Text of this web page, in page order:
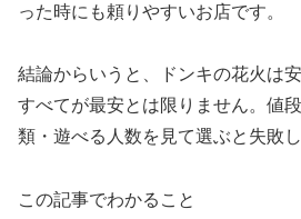
った時にも頼りやすいお店です。
結論からいうと、ドンキの花火は
すべてが最安とは限りません。値
類・遊べる人数を見て選ぶと失敗
この記事でわかること